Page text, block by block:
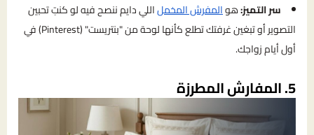
سر التميز:هوالمفرش المخملاللي دايم ننصح فيه لو كنتِ تحبين
التصوير أو تبغين غرفتك تطلع كأنها لوحة من "بنتريست" (Pinterest) في
أول أيام زواجك.
5. المفارش المطرزة